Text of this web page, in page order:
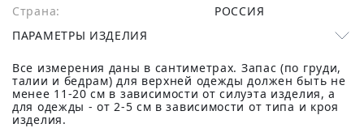
Страна:
РОССИЯ
ПАРАМЕТРЫ ИЗДЕЛИЯ
Все измерения даны в сантиметрах. Запас (по груди,
талии и бедрам) для верхней одежды должен быть не
менее 11-20 см в зависимости от силуэта изделия, а
для одежды - от 2-5 см в зависимости от типа и кроя
изделия.